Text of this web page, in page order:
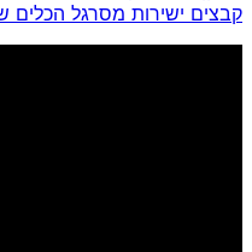
קבצים ישירות מסרגל הכלים